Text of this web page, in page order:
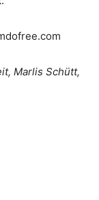
Marlis Schütt,